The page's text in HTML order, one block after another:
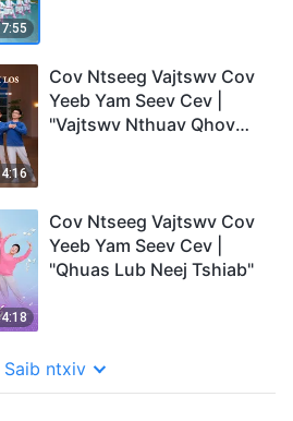
7:55
Qhuas
4:16
Cov Ntseeg Vajtswv Cov
Yeeb Yam Seev Cev |
"Vajtswv Nthuav Qhov
4:18
Cov Ntseeg Vajtswv Cov
Yeeb Yam Seev Cev |
"Qhuas Lub Neej Tshiab"
Saib ntxiv